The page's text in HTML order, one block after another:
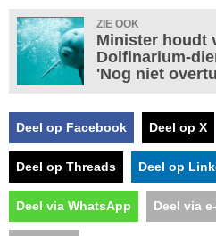
ZIE OOK
Minister houdt
Dolfinarium-
'Nog niet
Deel op Facebook Deel op X
Deel op Threads Deel op
Deel via WhatsApp Deel via